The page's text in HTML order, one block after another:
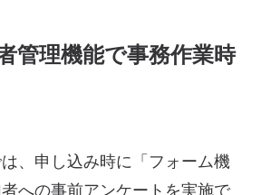
管理機能で事務作業時
、申し込み時に「フォーム機
への事前アンケートを実施で